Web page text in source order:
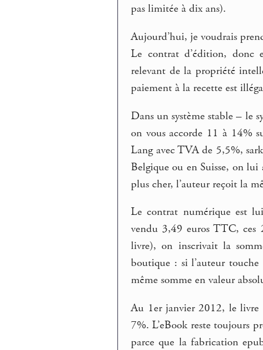
pas limitée à dix ans).
Aujourd’hui, je voudrais
Le contrat d’édition, donc
relevant de la propriété
paiement à la recette est
Dans un système stable – le
on vous accorde 11 à 14%
Lang avec TVA de 5,5%,
Belgique ou en Suisse, on
plus cher, l’auteur reçoit la
Le contrat numérique est
vendu 3,49 euros TTC, ces
livre), on inscrivait la
boutique : si l’auteur touche
même somme en valeur
Au 1er janvier 2012, le livre
7%. L’eBook reste toujours
parce que la fabrication